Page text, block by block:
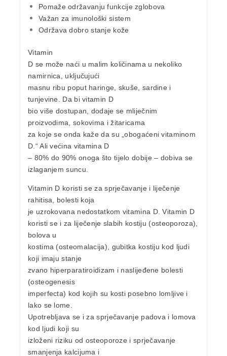
Pomaže održavanju funkcijezglobova
Važan za imunološki sistem
Održava dobro stanje kože
Vitamin
D se može naći u malim količinama u nekoliko
namirnica, uključujući
masnu ribu poput haringe, skuše, sardine i
tunjevine. Da bi vitamin D
bio više dostupan, dodaje se mliječnim
proizvodima, sokovima i žitaricama
za koje se onda kaže da su „obogaćeni vitaminom
D.“ Ali većina vitamina D
– 80% do 90% onoga što tijelo dobije – dobiva se
izlaganjem suncu.
Vitamin D koristi se za sprječavanje i liječenje
rahitisa, bolesti koja
je uzrokovana nedostatkom vitamina D. Vitamin D
koristi se i za liječenje slabih kostiju (osteoporoza),
bolova u
kostima (osteomalacija), gubitka kostiju kod ljudi
koji imaju stanje
zvano hiperparatiroidizam i naslijeđene bolesti
(osteogenesis
imperfecta) kod kojih su kosti posebno lomljive i
lako se lome.
Upotrebljava se i zasprječavanje padova i lomova
kod ljudi koji su
izloženi riziku od osteoporoze i sprječavanje
smanjenja kalcijuma i